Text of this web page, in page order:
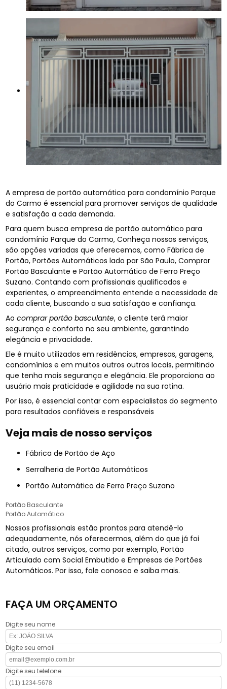
A empresa de portão automático para condomínio Parque
do Carmo é essencial para promover serviços de qualidade
e satisfação a cada demanda.
Para quem busca empresa de portão automático para
condomínio Parque do Carmo, Conheça nossos serviços,
são opções variadas que oferecemos, como Fábrica de
Portão, Portões Automáticos lado par São Paulo, Comprar
Portão Basculante e Portão Automático de Ferro Preço
Suzano. Contando com profissionais qualificados e
experientes, o empreendimento entende a necessidade de
cada cliente, buscando a sua satisfação e confiança.
Aocomprar portão basculante, o cliente terá maior
segurança e conforto no seu ambiente, garantindo
elegância e privacidade.
Ele é muito utilizados em residências, empresas, garagens,
condomínios e em muitos outros outros locais, permitindo
que tenha mais segurança e elegância. Ele proporciona ao
usuário mais praticidade e agilidade na sua rotina.
Por isso, é essencial contar com especialistas do segmento
para resultados confiáveis e responsáveis
Veja mais de nosso serviços
Fábrica de Portão de Aço
Serralheria de Portão Automáticos
Portão Automático de Ferro Preço Suzano
Portão Basculante
Portão Automático
Nossos profissionais estão prontos para atendê-lo
adequadamente, nós oferecermos, além do que já foi
citado, outros serviços, como por exemplo, Portão
Articulado com Social Embutido e Empresas de Portões
Automáticos. Por isso, fale conosco e saiba mais.
FAÇA UM ORÇAMENTO
Digite seu nome
Digite seu email
Digite seu telefone